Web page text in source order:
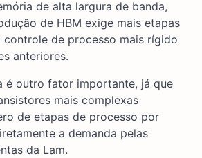
de alta largura de banda,
de HBM exige mais etapas
controle de processo mais rígido
anteriores.
é outro fator importante, já que
mais complexas
de etapas de processo por
a demanda pelas
da Lam.